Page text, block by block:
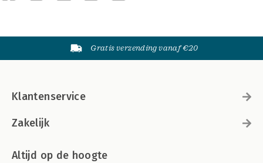
Gratis verzending vanaf €20
Klantenservice
Zakelijk
Altijd op de hoogte